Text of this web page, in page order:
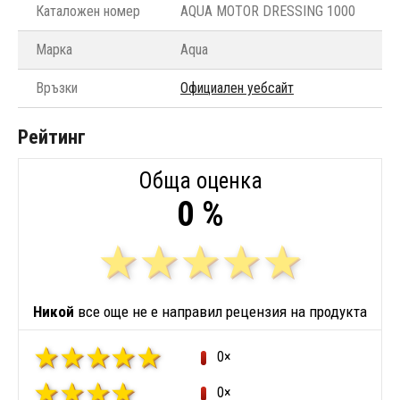
Каталожен номер AQUA MOTOR DRESSING 1000
Марка Aqua
Връзки Официален уебсайт
Рейтинг
Обща оценка
0 %
Никой все още не е направил рецензия на продукта
0×
0×